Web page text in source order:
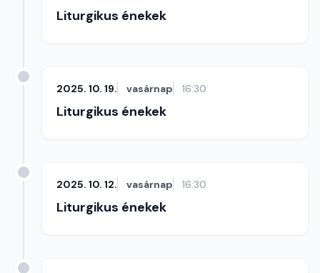
Liturgikus énekek
2025. 10. 19. vasárnap 16:30
Liturgikus énekek
2025. 10. 12. vasárnap 16:30
Liturgikus énekek